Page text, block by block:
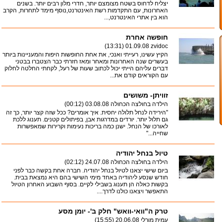
יצליח לדחוס בשטח מצומצם יותר, חדרי מלון רבים יותר. בשנים
האחרונות, עם התקדמות רשת האינטרנט,נוסף מימד לתחרות, הקרב
הוא בין אתרי האינטרנט,...
חופשה אחרת
zvidoc
01.09.08 (13:31)
הקיץ עשינו, רעייתי ואנכי, את אחת החופשות היפות והמעניינות ביותר
בעשרים שנה האחרונות ומאחר ומאז חזרתי כבר הצטברו בבטני
דברים עליהם הייתי יכול לכתוב שעות של רעל, לקחתי החלטה לחלוק
עם הקוראים קודם את...
זוויתן- משושים
הילדה בחולצה הכחולה 03.08.08 (00:12)
"הירידה לנחל תלולה יחסית. איך אומרים? ככל שזה קצר יותר, כך זה
גם תלול יותר. יורדים במדרגות אבן, בפיתולים קטנים. תענוג ללכת
לאורכו של הנחל. ישנן כמה בריכות נעימות וקרירות שמאפשרות
שחייה..."
טיול בנחל יהודיה
הילדה בחולצה הכחולה 24.07.08 (02:12)
ביום שישי יצאנו לטיול בנחל יהודיה. חברה אחת בקשה כבר לפני
חודש שנסע ליהודיה באחד מימי השישי בהם היא נמצאת בבית.
בקשות כאלה הן תענוג בשבילי לקיים. בסוף השבוע האחרון הטיול
התאפשר ויצאנו כולנו לדרך....
טרק ה"וואי-וואש" חלק ב'- יומן מסע
עמית מורלי 20.06.08 (15:55)